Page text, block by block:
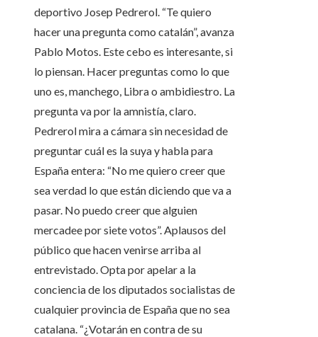
deportivo Josep Pedrerol. “Te quiero
hacer una pregunta como catalán”, avanza
Pablo Motos. Este cebo es interesante, si
lo piensan. Hacer preguntas como lo que
uno es, manchego, Libra o ambidiestro. La
pregunta va por la amnistía, claro.
Pedrerol mira a cámara sin necesidad de
preguntar cuál es la suya y habla para
España entera: “No me quiero creer que
sea verdad lo que están diciendo que va a
pasar. No puedo creer que alguien
mercadee por siete votos”. Aplausos del
público que hacen venirse arriba al
entrevistado. Opta por apelar a la
conciencia de los diputados socialistas de
cualquier provincia de España que no sea
catalana. “¿Votarán en contra de su